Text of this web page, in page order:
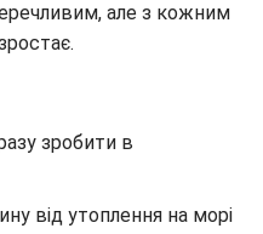
але з кожним
зробити в
від утоплення на морі